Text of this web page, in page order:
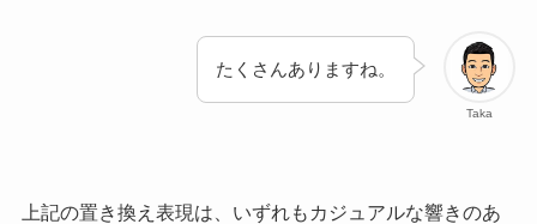
Taka
たくさんありますね。
上記の置き換え表現は、いずれもカジュアルな響きのあ